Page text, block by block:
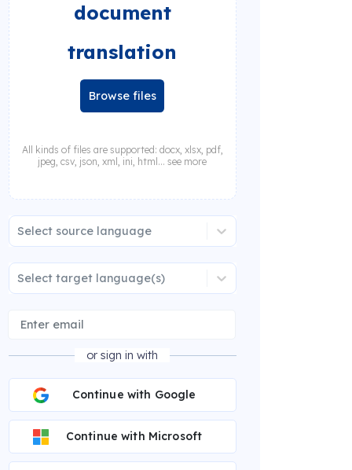
document
translation
Browse files
All kinds of files are supported: docx, xlsx, pdf,
jpeg, csv, json, xml, ini, html... see more
Select source language
Select target language(s)
or sign in with
Continue with Google
Continue with Microsoft